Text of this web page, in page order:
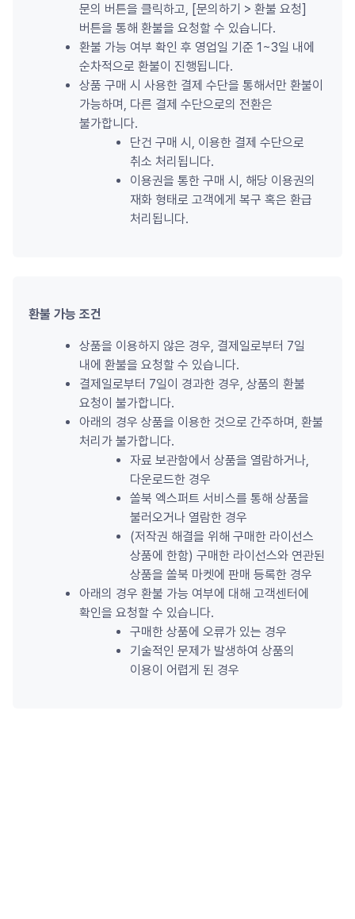
문의 버튼을 클릭하고, [문의하기 > 환불 요청]
버튼을 통해 환불을 요청할 수 있습니다.
환불 가능 여부 확인 후 영업일 기준 1~3일 내에
순차적으로 환불이 진행됩니다.
상품 구매 시 사용한 결제 수단을 통해서만 환불이
가능하며, 다른 결제 수단으로의 전환은
불가합니다.
단건 구매 시, 이용한 결제 수단으로
취소 처리됩니다.
이용권을 통한 구매 시, 해당 이용권의
재화 형태로 고객에게 복구 혹은 환급
처리됩니다.
환불 가능 조건
상품을 이용하지 않은 경우, 결제일로부터 7일
내에 환불을 요청할 수 있습니다.
결제일로부터 7일이 경과한 경우, 상품의 환불
요청이 불가합니다.
아래의 경우 상품을 이용한 것으로 간주하며, 환불
처리가 불가합니다.
자료 보관함에서 상품을 열람하거나,
다운로드한 경우
쏠북 엑스퍼트 서비스를 통해 상품을
불러오거나 열람한 경우
(저작권 해결을 위해 구매한 라이선스
상품에 한함) 구매한 라이선스와 연관된
상품을 쏠북 마켓에 판매 등록한 경우
아래의 경우 환불 가능 여부에 대해 고객센터에
확인을 요청할 수 있습니다.
구매한 상품에 오류가 있는 경우
기술적인 문제가 발생하여 상품의
이용이 어렵게 된 경우